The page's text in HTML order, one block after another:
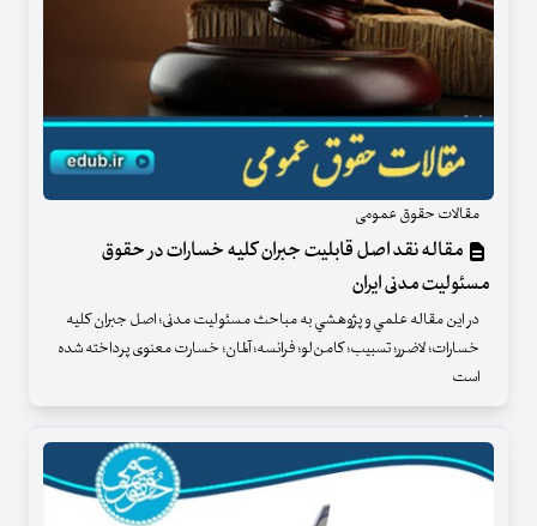
مقالات حقوق عمومی
مقاله نقد اصل قابلیت جبران کلیه خسارات در حقوق
مسئولیت مدنی ایران
در اين مقاله علمي و پژوهشي به مباحث مسئولیت مدنی؛ اصل جبران کلیه
خسارات؛ لاضرر؛ تسبیب؛ کامن‌لو؛ فرانسه؛ آلمان؛ خسارت معنوی پرداخته شده
است